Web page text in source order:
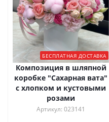
БЕСПЛАТНАЯ ДОСТАВКА
Композиция в шляпной
коробке "Сахарная вата"
с хлопком и кустовыми
розами
Артикул: 023141